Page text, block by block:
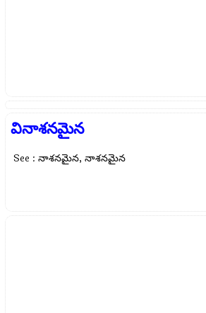
వినాశనమైన
See : నాశనమైన, నాశనమైన